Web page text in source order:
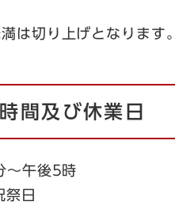
は切り上げとなります。
間及び休業日
～午後5時
祭日